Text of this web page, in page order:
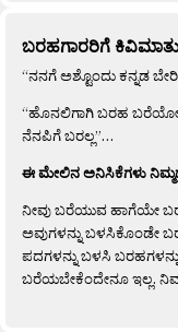
ಬರಹಗಾರರಿಗೆ ಕಿವಿಮಾತು
“ನನಗೆ ಅಶ್ಟೊಂದು ಕನ್ನಡ
“ಹೊನಲಿಗಾಗಿ ಬರಹ
ನೆನಪಿಗೆ ಬರಲ್ಲ”…
ಈ ಮೇಲಿನ ಅನಿಸಿಕೆಗಳು
ನೀವು ಬರೆಯುವ ಹಾಗೆಯೇ
ಅವುಗಳನ್ನು ಬಳಸಿಕೊಂಡೇ
ಪದಗಳನ್ನು ಬಳಸಿ
ಬರೆಯಬೇಕೆಂದೇನೂ ಇಲ್ಲ.